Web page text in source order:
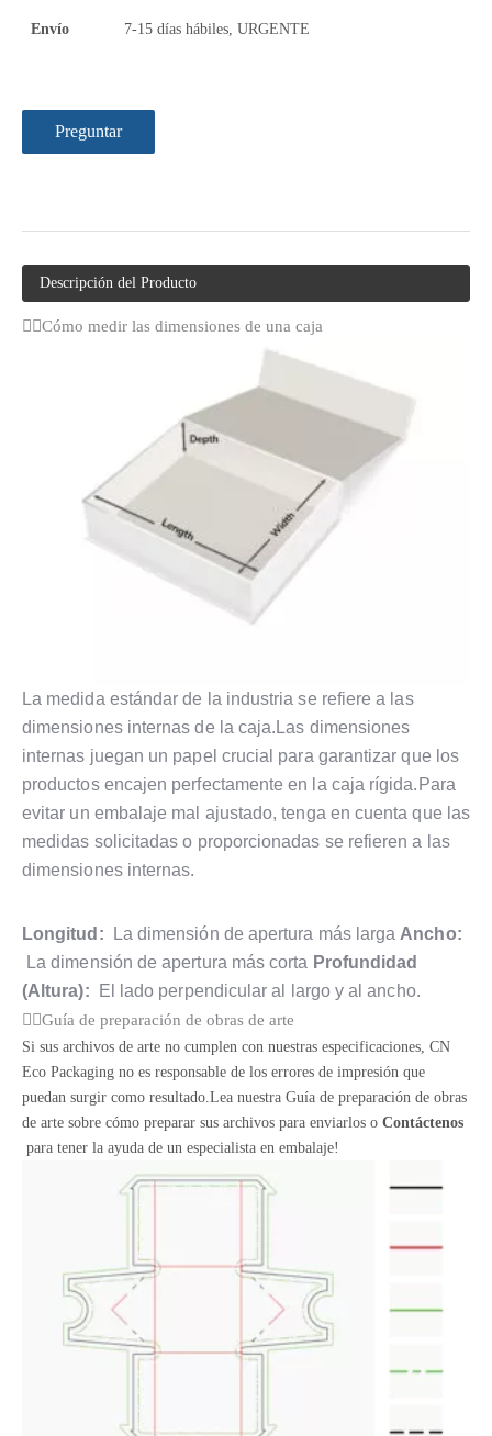
Envío 7-15 días hábiles, URGENTE
Preguntar
Descripción del Producto
Cómo medir las dimensiones de una caja
La medida estándar de la industria se refiere a las
dimensiones internas de la caja.Las dimensiones
internas juegan un papel crucial para garantizar que los
productos encajen perfectamente en la caja rígida.Para
evitar un embalaje mal ajustado, tenga en cuenta que las
medidas solicitadas o proporcionadas se refieren a las
dimensiones internas.
Longitud: La dimensión de apertura más larga Ancho:
La dimensión de apertura más corta Profundidad
(Altura): El lado perpendicular al largo y al ancho.
Guía de preparación de obras de arte
Si sus archivos de arte no cumplen con nuestras especificaciones, CN
Eco Packaging no es responsable de los errores de impresión que
puedan surgir como resultado.Lea nuestra Guía de preparación de obras
de arte sobre cómo preparar sus archivos para enviarlos o Contáctenos
para tener la ayuda de un especialista en embalaje!